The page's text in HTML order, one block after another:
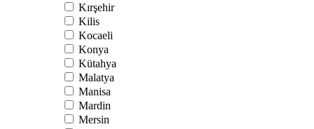
Kırşehir
Kilis
Kocaeli
Konya
Kütahya
Malatya
Manisa
Mardin
Mersin